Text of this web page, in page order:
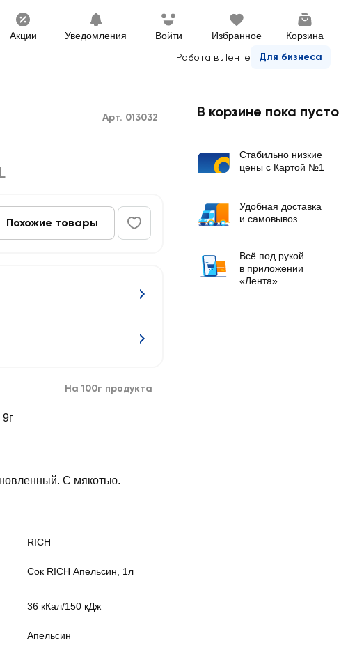
Акции Уведомления Войти Избранное Корзина
Работа в Ленте Для бизнеса
Арт. 013032
Похожие товары
На 100г продукта
С мякотью.
RICH
Сок RICH Апельсин, 1л
36 кКал/150 кДж
Апельсин
В корзине пока пусто
Стабильно низкие
цены с Картой №1
Удобная доставка
и самовывоз
Всё под рукой
в приложении
«Лента»